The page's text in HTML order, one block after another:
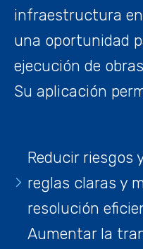
infraestructura
una oportunidad
ejecución de
Su aplicación
Reducir riesgos
reglas claras y
resolución
Aumentar la